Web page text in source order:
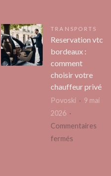
TRANSPORTS
Reservation vtc
bordeaux :
comment
choisir votre
chauffeur privé
Povoski
9 mai
2026
Commentaires
fermés